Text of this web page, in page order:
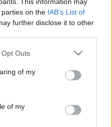
This information may
on the IAB’s List of
further disclose it to other
uses one or more Google
behaviour. You may click to
and its third-party tags to
purposes in below Google
Outs
of my
of my